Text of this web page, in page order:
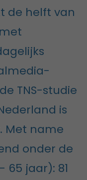
de helft van
TNS-studie
is
Met name
onder de
65 jaar): 81